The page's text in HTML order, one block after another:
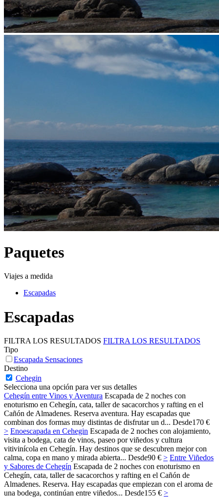
Paquetes
Viajes a medida
Escapadas
Escapadas
FILTRA LOS RESULTADOS FILTRA LOS RESULTADOS
Tipo
Escapada Sensaciones
Destino
Cehegin
Selecciona una opción para ver sus detalles
Cehegín entre Vinos y Aventura Escapada de 2 noches con
enoturismo en Cehegín, cata, taller de sacacorchos y rafting en el
Cañón de Almadenes. Reserva aventura. Hay escapadas que
combinan dos formas muy distintas de disfrutar un d... Desde170 €
> Enoescapada en Cehegin Escapada de 2 noches con alojamiento,
visita a bodega, cata de vinos, paseo por viñedos y cultura
vitivinícola en Cehegín. Hay destinos que se descubren mejor con
calma, copa en mano y mirada abierta... Desde90 € > Entre Viñedos
y Sabores de Cehegín Escapada de 2 noches con enoturismo en
Cehegín, cata, taller de sacacorchos y rafting en el Cañón de
Almadenes. Reserva. Hay escapadas que empiezan con el aroma de
una bodega, continúan entre viñedos... Desde155 € >